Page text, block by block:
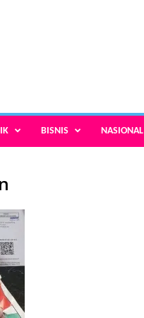
BISNIS NASIONAL